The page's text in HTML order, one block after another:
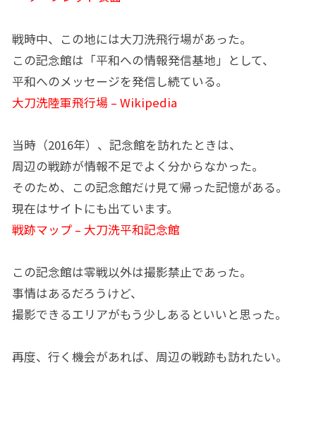
戦時中、この地には大刀洗飛行場があった。
この記念館は「平和への情報発信基地」として、
平和へのメッセージを発信し続ている。
大刀洗陸軍飛行場 – Wikipedia
当時（2016年）、記念館を訪れたときは、
周辺の戦跡が情報不足でよく分からなかった。
そのため、この記念館だけ見て帰った記憶がある。
現在はサイトにも出ています。
戦跡マップ – 大刀洗平和記念館
この記念館は零戦以外は撮影禁止であった。
事情はあるだろうけど、
撮影できるエリアがもう少しあるといいと思った。
再度、行く機会があれば、周辺の戦跡も訪れたい。